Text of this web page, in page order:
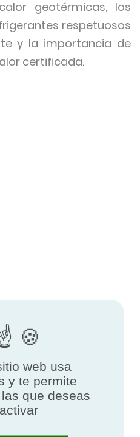
geotérmicas, los
respetuosos
y la importancia de
certificada.
Libro Blanco
web usa
y te permite
que deseas
activar